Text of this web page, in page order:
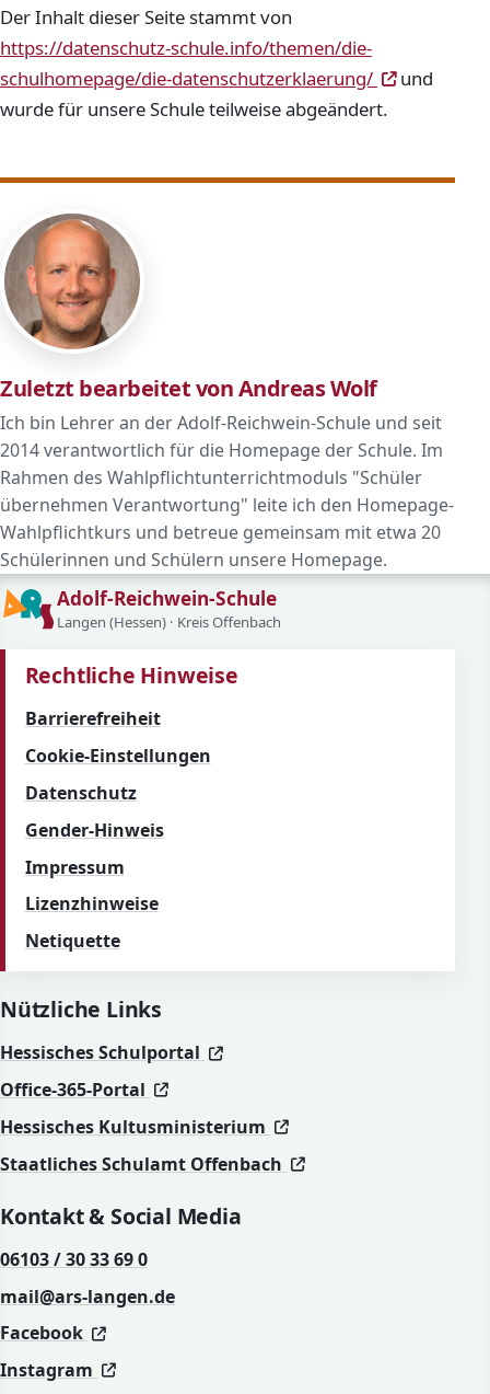
Der Inhalt dieser Seite stammt von
https://datenschutz-schule.info/themen/die-
schulhomepage/die-datenschutzerklaerung/
(öffnet in
(öffnet in
und
wurde für unsere Schule teilweise abgeändert.
Zuletzt bearbeitet von Andreas Wolf
Ich bin Lehrer an der Adolf-Reichwein-Schule und seit
2014 verantwortlich für die Homepage der Schule. Im
Rahmen des Wahlpflichtunterrichtmoduls "Schüler
übernehmen Verantwortung" leite ich den Homepage-
Wahlpflichtkurs und betreue gemeinsam mit etwa 20
Schülerinnen und Schülern unsere Homepage.
Adolf-Reichwein-Schule
Langen (Hessen) · Kreis Offenbach
Rechtliche Hinweise
Barrierefreiheit
Cookie-Einstellungen
Datenschutz
Gender-Hinweis
Impressum
Lizenzhinweise
Netiquette
Nützliche Links
Hessisches Schulportal (öffnet in neuem Fenster)
(öffnet in neuem Fenster)
Office-365-Portal
(öffnet in neuem Fenster)
(öffnet in neuem Fenster)
Hessisches Kultusministerium
(öffnet in neuem
(öffnet in neuem
Staatliches Schulamt Offenbach
(öffnet in neuem
(öffnet in neuem
Kontakt & Social Media
06103 / 30 33 69 0
mail@ars-langen.de
Facebook
(öffnet in neuem Fenster)
(öffnet in neuem Fenster)
Instagram
(öffnet in neuem Fenster)
(öffnet in neuem Fenster)